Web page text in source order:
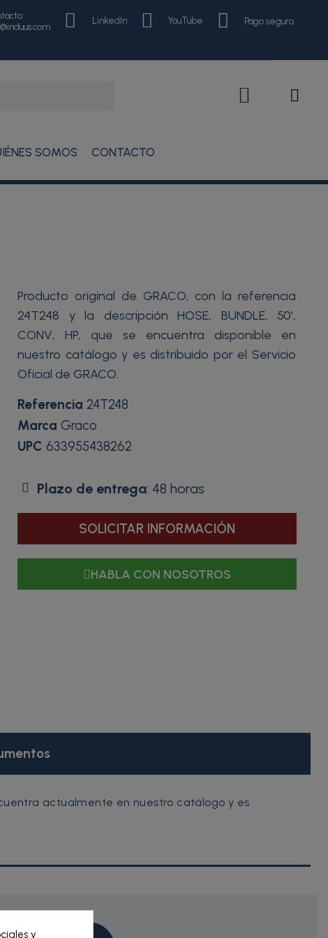
LinkedIn YouTube Pago seguro
SOMOS CONTACTO
Producto original de GRACO, con la referencia
24T248 y la descripción HOSE, BUNDLE, 50',
CONV, HP, que se encuentra disponible en
nuestro catálogo y es distribuido por el Servicio
Oficial de GRACO.
Referencia 24T248
Marca Graco
UPC 633955438262
Plazo de entrega: 48 horas
SOLICITAR INFORMACIÓN
HABLA CON NOSOTROS
actualmente en nuestro catálogo y es
y